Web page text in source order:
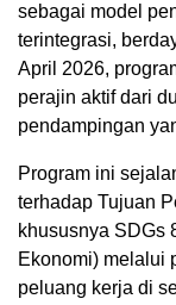
sebagai model
terintegrasi,
April 2026,
perajin aktif dari
pendampingan
Program ini
terhadap Tujuan
khususnya SDGs
Ekonomi) melalui
peluang kerja di